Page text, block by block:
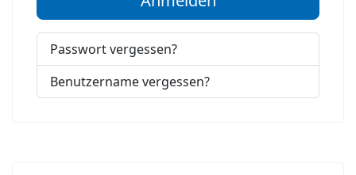
Passwort vergessen?
Benutzername vergessen?